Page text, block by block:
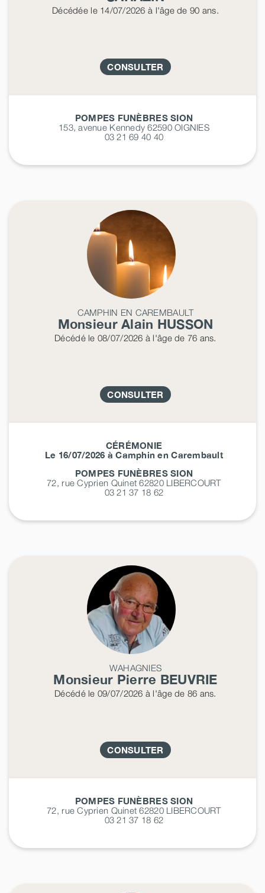
Décédéele 14/07/2026 à l'âge de 90 ans.
CONSULTER
POMPES FUNÈBRES SION
153, avenue Kennedy 62590OIGNIES
03 21 69 40 40
CAMPHIN EN CAREMBAULT
Monsieur Alain HUSSON
Décédéle 08/07/2026 à l'âge de 76 ans.
CONSULTER
CÉRÉMONIE
Le 16/07/2026 à Camphin en Carembault
POMPES FUNÈBRES SION
72, rue Cyprien Quinet 62820 LIBERCOURT
03 21 37 18 62
WAHAGNIES
Monsieur Pierre BEUVRIE
Décédéle 09/07/2026 à l'âge de 86 ans.
CONSULTER
POMPES FUNÈBRES SION
72, rue Cyprien Quinet 62820 LIBERCOURT
03 21 37 18 62